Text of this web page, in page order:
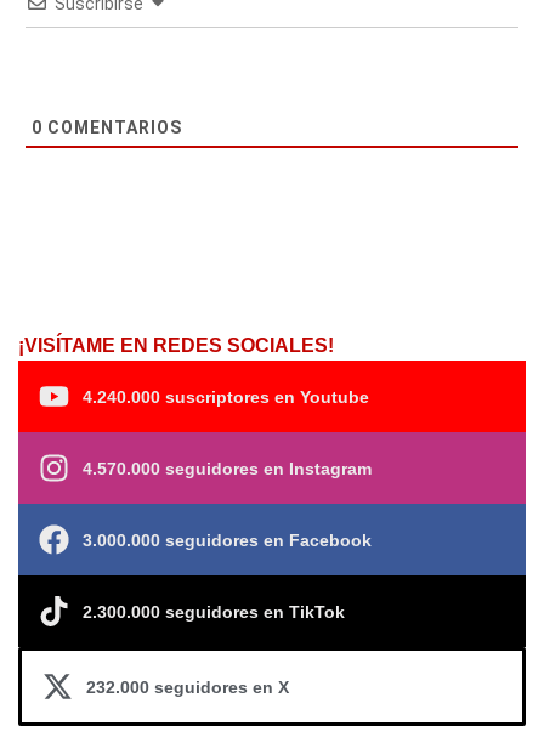
Suscribirse
0 COMENTARIOS
¡VISÍTAME EN REDES SOCIALES!
4.240.000 suscriptores en Youtube
4.570.000 seguidores en Instagram
3.000.000 seguidores en Facebook
2.300.000 seguidores en TikTok
232.000 seguidores en X